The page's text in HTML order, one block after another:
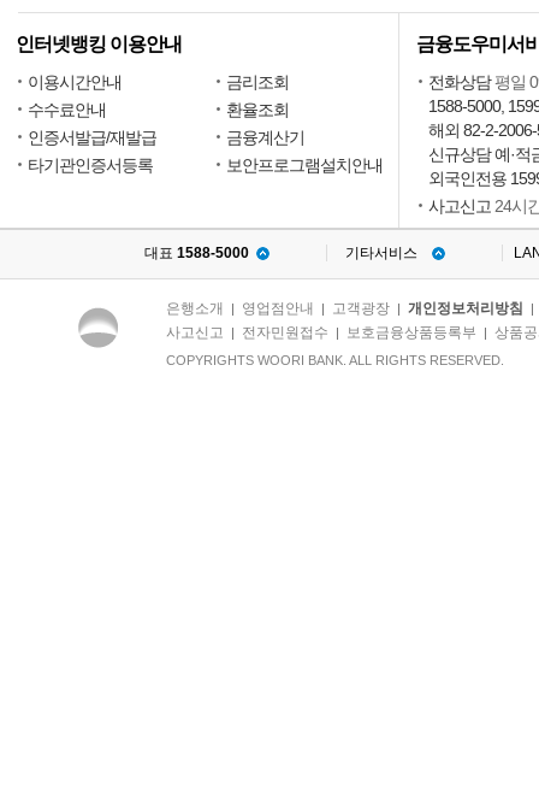
인터넷뱅킹 이용안내
이용시간안내
금리조회
수수료안내
환율조회
인증서발급/재발급
금융계산기
타기관인증서등록
보안프로그램설치안내
금융도우미서
전화상담평일
1588-5000,
해외 82-2-
신규상담 예·적
외국인전용
사고신고24시
대표 1588-5000 기타서비스
은행소개 영업점안내 고객광장| 개인정보처리방침
사고신고 전자민원접수 보호금융상품등록부 상품
COPYRIGHTS WOORI BANK. ALL RIGHTS RESERVED.